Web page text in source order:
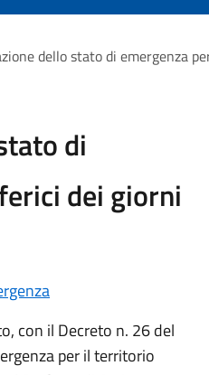
dello stato di emergenza
di
dei giorni
con il Decreto n. 26 del
per il territorio